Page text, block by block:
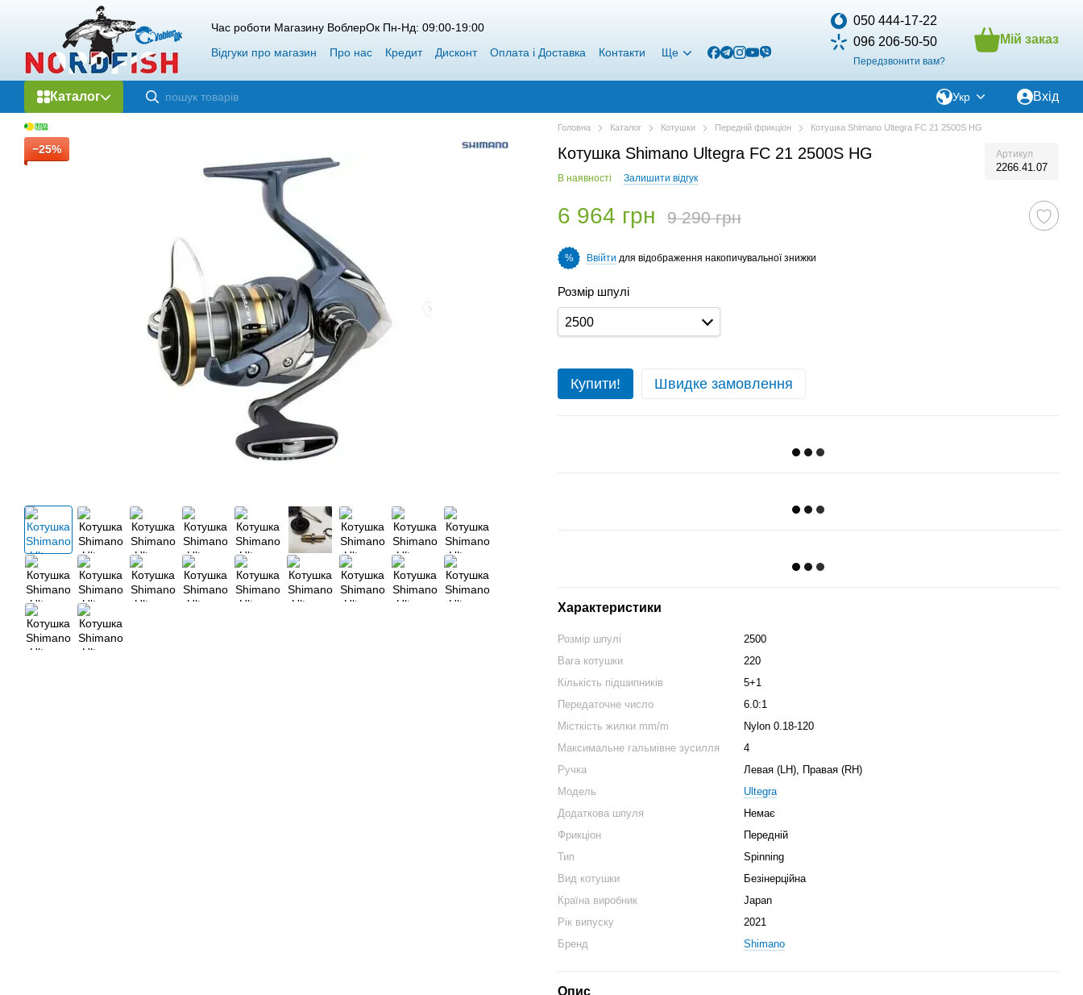
Перейти до основного контенту
Час роботи Магазину ВоблерОк Пн-Нд: 09:00-19:00
Відгуки про магазин
Про нас Кредит Дисконт Оплата і Доставка Контакти Ще
050 444-17-22
096 206-50-50
Передзвонити вам?
Мій заказ
Каталог Укр Вхід
−25%
Головна Каталог Котушки Передній фрикціон Котушка Shimano Ultegra FC 21 2500S HG
Котушка Shimano Ultegra FC 21 2500S HG Артикул
2266.41.07
В наявності Залишити відгук
6 964 грн 9 290 грн
% Ввійти для відображення накопичувальної знижки
Розмір шпулі
2500
Купити! Швидке замовлення
Характеристики
Розмір шпулі
2500
Вага котушки
220
Кількість підшипників
5+1
Передаточне число
6.0:1
Місткість жилки mm/m
Nylon 0.18-120
Максимальне гальмівне зусилля
4
Ручка
Левая (LH), Правая (RH)
Модель
Ultegra
Додаткова шпуля
Немає
Фрикціон
Передній
Тип
Spinning
Вид котушки
Безінерційна
Країна виробник
Japan
Рік випуску
2021
Бренд
Shimano
Опис